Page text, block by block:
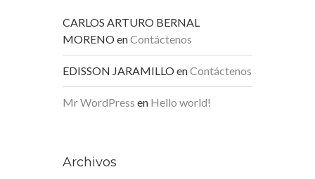
CARLOS ARTURO BERNAL
MORENOenContáctenos
EDISSON JARAMILLOenContáctenos
Mr WordPress en Hello world!
Archivos